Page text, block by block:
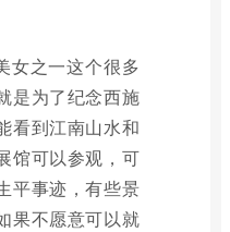
女之一这个很多
是为了纪念西施
看到江南山水和
馆可以参观，可
平事迹，有些景
果不愿意可以就